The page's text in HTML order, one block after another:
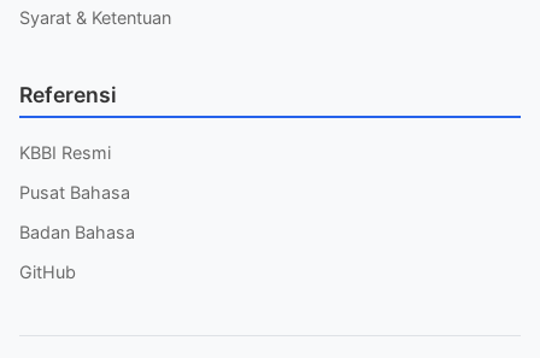
Syarat & Ketentuan
Referensi
KBBI Resmi
Pusat Bahasa
Badan Bahasa
GitHub